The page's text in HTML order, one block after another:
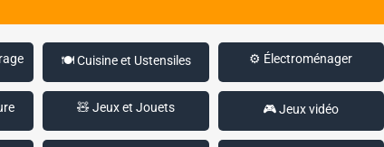
🍽️ Cuisine et Ustensiles ⚙️ Électroménager
🧸 Jeux et Jouets 🎮 Jeux vidéo